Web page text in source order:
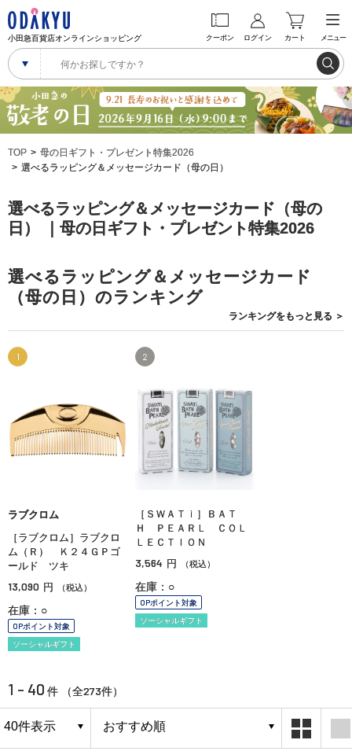
小田急百貨店オンラインショッピング クーポン ログイン カート メニュー
TOP
母の日ギフト・プレゼント特集2026
選べるラッピング＆メッセージカード（母の日）
選べるラッピング＆メッセージカード（母の
日） ｜母の日ギフト・プレゼント特集2026
選べるラッピング＆メッセージカード
（母の日）のランキング
ランキングをもっと見る ＞
1
ラブクロム
［ラブクロム］ラブクロ
ム（Ｒ） Ｋ２４ＧＰゴ
ールド ツキ
13,090 円 （税込）
在庫：○
OPポイント対象
ソーシャルギフト
2
［ＳＷＡＴｉ］ＢＡＴ
Ｈ ＰＥＡＲＬ ＣＯＬ
ＬＥＣＴＩＯＮ
3,564 円 （税込）
在庫：○
OPポイント対象
ソーシャルギフト
1 - 40 件 （全273件）